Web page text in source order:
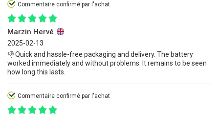
Commentaire confirmé par l'achat
Marzin Hervé
2025-02-13
👎 Quick and hassle-free packaging and delivery. The battery
worked immediately and without problems. It remains to be seen
how long this lasts.
Commentaire confirmé par l'achat